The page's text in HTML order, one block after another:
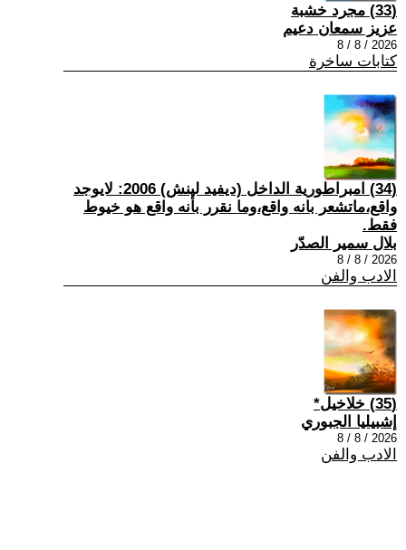
(33) مجرد خشبة
عزيز سمعان دعيم
2026 / 8 / 8
كتابات ساخرة
(34) امبراطورية الداخل (ديفيد لينش) 2006: لايوجد
واقع،ماتشعر بانه واقع،وما نقرر بأنه واقع هو خيوط
فقط.
بلال سمير الصدّر
2026 / 8 / 8
الادب والفن
(35) خلاخيل*
إشبيليا الجبوري
2026 / 8 / 8
الادب والفن